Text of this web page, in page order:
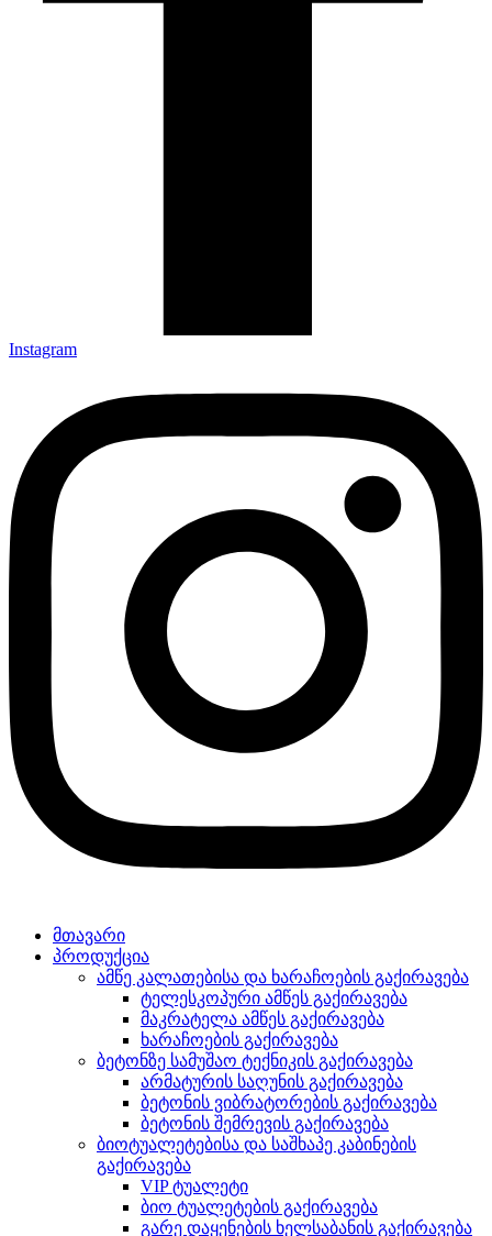
Instagram
მთავარი
პროდუქცია
ამწე კალათებისა და ხარაჩოების გაქირავება
ტელესკოპური ამწეს გაქირავება
მაკრატელა ამწეს გაქირავება
ხარაჩოების გაქირავება
ბეტონზე სამუშაო ტექნიკის გაქირავება
არმატურის საღუნის გაქირავება
ბეტონის ვიბრატორების გაქირავება
ბეტონის შემრევის გაქირავება
ბიოტუალეტებისა და საშხაპე კაბინების
გაქირავება
VIP ტუალეტი
ბიო ტუალეტების გაქირავება
გარე დაყენების ხელსაბანის გაქირავება